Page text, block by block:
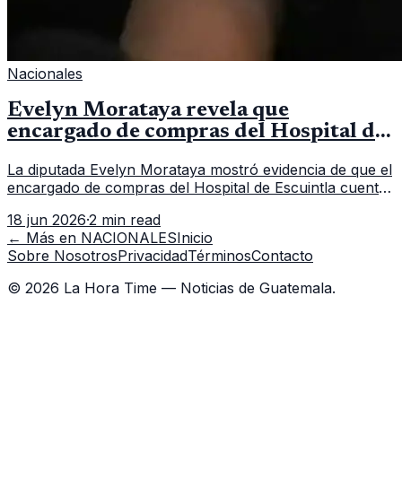
Nacionales
Evelyn Morataya revela que
encargado de compras del Hospital de
La diputada Evelyn Morataya mostró evidencia de que el
encargado de compras del Hospital de Escuintla cuenta
capacitación en la capital.
18 jun 2026·2 min read
← Más en NACIONALESInicio
Sobre NosotrosPrivacidadTérminosContacto
© 2026 La Hora Time — Noticias de Guatemala.